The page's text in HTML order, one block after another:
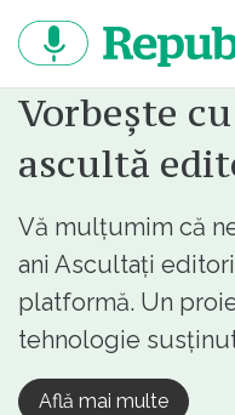
continut
Vorbește
ascultă
Vă mulțumim că
ani Ascultați
platformă. Un
tehnologie
Află mai multe